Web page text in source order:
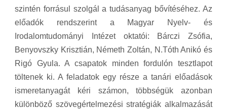
szintén forrásul szolgál a tudásanyag bővítéséhez. Az
előadók rendszerint a Magyar Nyelv- és
Irodalomtudományi Intézet oktatói: Bárczi Zsófia,
Benyovszky Krisztián, Németh Zoltán, N.Tóth Anikó és
Rigó Gyula. A csapatok minden fordulón tesztlapot
töltenek ki. A feladatok egy része a tanári előadások
ismeretanyagát kéri számon, többségük azonban
különböző szövegértelmezési stratégiák alkalmazását